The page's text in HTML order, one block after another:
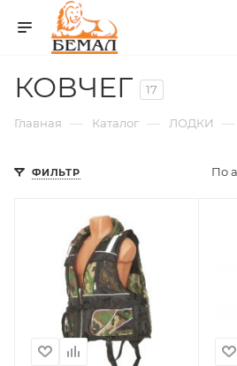
КОВЧЕГ 17
Главная — Каталог — ЛОДКИ —
ФИЛЬТР По